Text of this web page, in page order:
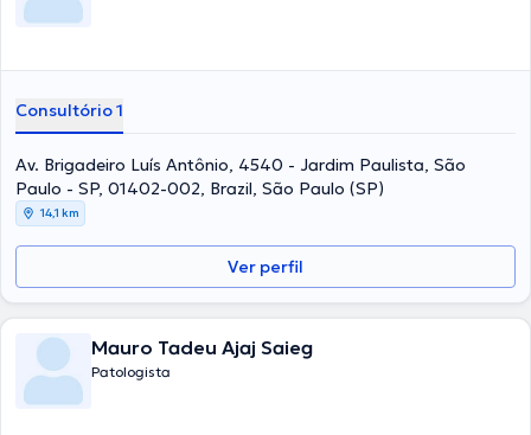
Consultório 1
Av. Brigadeiro Luís Antônio, 4540 - Jardim Paulista, São
Paulo - SP, 01402-002, Brazil, São Paulo (SP)
14,1 km
Ver perfil
Mauro Tadeu Ajaj Saieg
Patologista